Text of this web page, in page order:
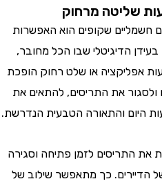
מרחוק
שקופים הוא האפשרות
שבו הכל מחובר,
או שלט רחוק הופכת
את התריסים, להתאים את
והתאורה הטבעית הנדרשת.
לזמן פתיחה וסגירה
כך מתאפשר שילוב של